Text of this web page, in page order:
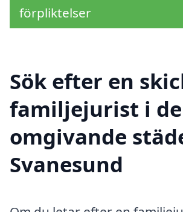
förpliktelser
Sök efter en
familjejurist i de
omgivande
Svanesund